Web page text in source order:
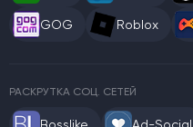
GOG Roblox
РАСКРУТКА СОЦ. СЕТЕЙ